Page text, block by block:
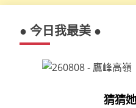
● 今日我最美 ●
猜猜